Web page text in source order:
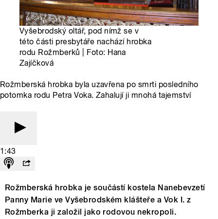
Vyšebrodský oltář, pod nímž se v
této části presbytáře nachází hrobka
rodu Rožmberků | Foto: Hana
Zajíčková
Rožmberská hrobka byla uzavřena po smrti posledního
potomka rodu Petra Voka. Zahalují ji mnohá tajemství
1:43
Rožmberská hrobka je součástí kostela Nanebevzetí
Panny Marie ve Vyšebrodském klášteře a Vok I. z
Rožmberka ji založil jako rodovou nekropoli.